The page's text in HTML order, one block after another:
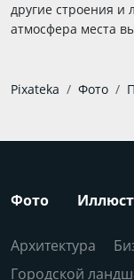
другие строения
атмосфера места
Pixateka Фото
Фото
Архитектура
Городской